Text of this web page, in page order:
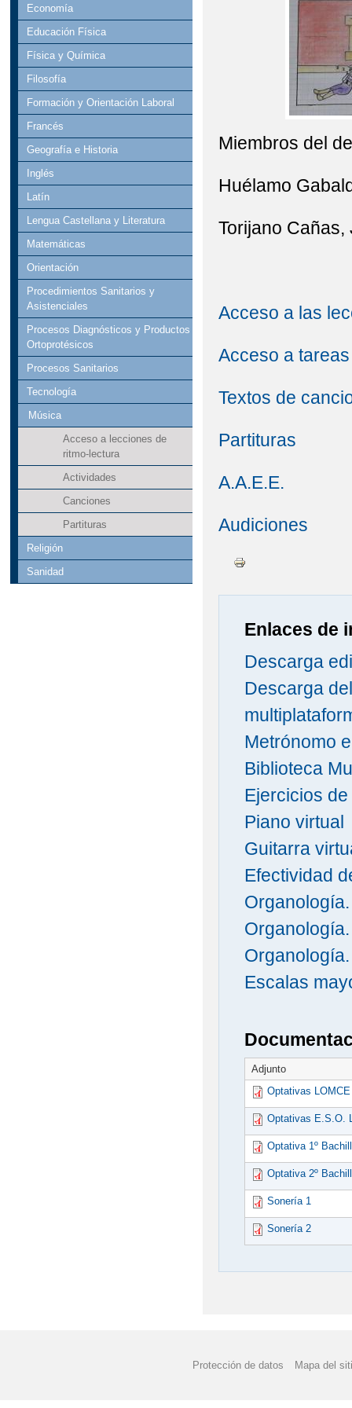
Economía
Educación Física
Física y Química
Filosofía
Formación y Orientación Laboral
Francés
Geografía e Historia
Inglés
Latín
Lengua Castellana y Literatura
Matemáticas
Orientación
Procedimientos Sanitarios y
Asistenciales
Procesos Diagnósticos y Productos
Ortoprotésicos
Procesos Sanitarios
Tecnología
Música
Acceso a lecciones de
ritmo-lectura
Actividades
Canciones
Partituras
Religión
Sanidad
Miembros del
Huélamo
Torijano Cañas,
Acceso a las
Acceso a tareas
Textos de
Partituras
A.A.E.E.
Audiciones
Enlaces de
Descarga
Descarga
Metrónomo
Biblioteca
Ejercicios
Piano virtual
Guitarra
Efectividad
Escalas
Adjunto
Optativas
Optativas E.S.O.
Optativa 1º
Optativa 2º
Sonería 1
Sonería 2
Protección de datos Mapa del